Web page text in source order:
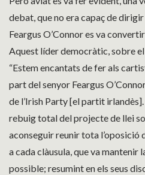
debat, que no era capaç de
Feargus O’Connor es va
Aquest líder democràtic, sobre
“Estem encantats de fer als
part del senyor Feargus
de l’Irish Party [el partit
rebuig total del projecte de llei
aconseguir reunir tota l’oposició
a cada clàusula, que va mantenir
possible; resumint en els seus